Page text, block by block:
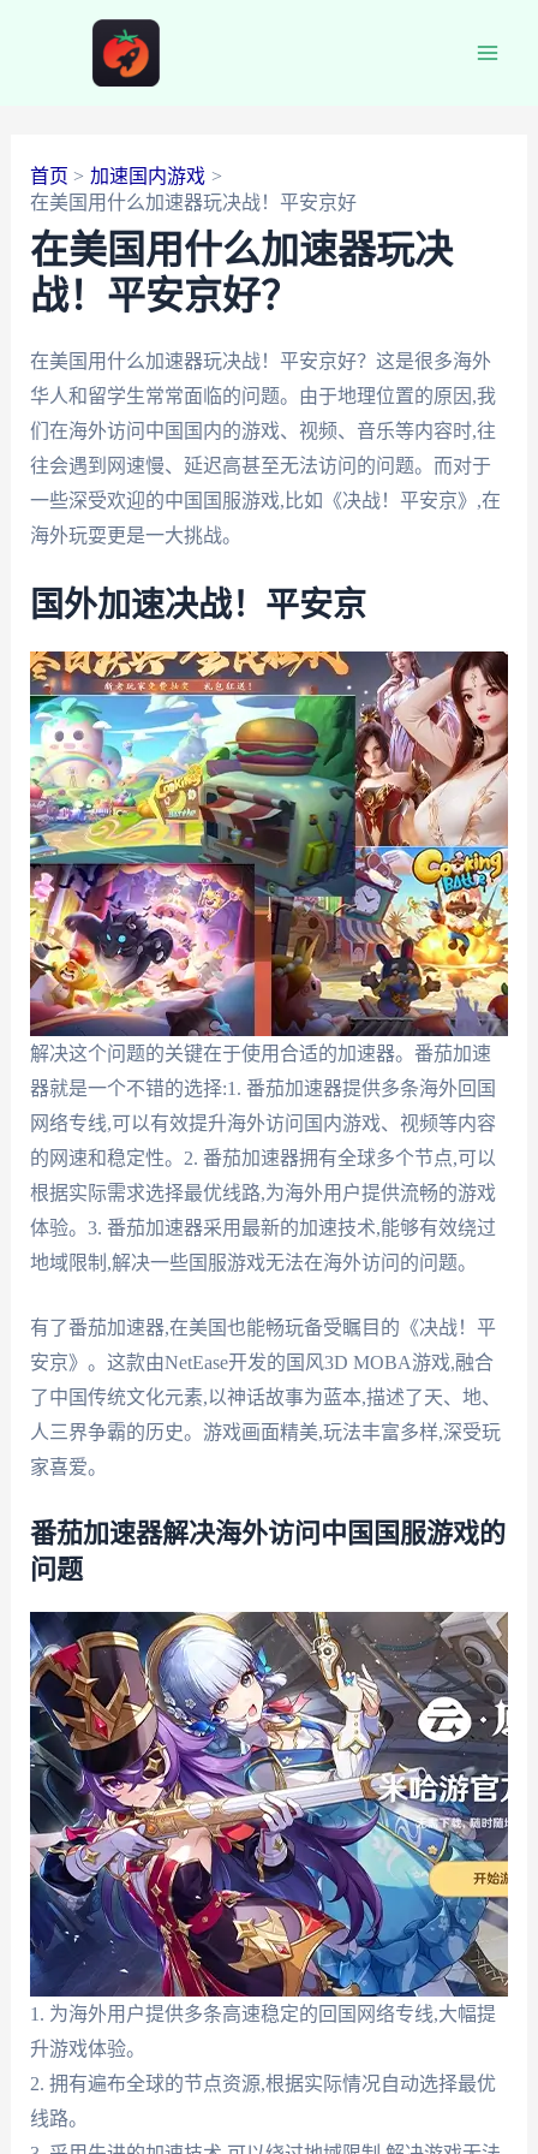
首页
加速国内游戏
在美国用什么加速器玩决战！平安京好
在美国用什么加速器玩决
战！平安京好？
在美国用什么加速器玩决战！平安京好？这是很多海外
华人和留学生常常面临的问题。由于地理位置的原因,我
们在海外访问中国国内的游戏、视频、音乐等内容时,往
往会遇到网速慢、延迟高甚至无法访问的问题。而对于
一些深受欢迎的中国国服游戏,比如《决战！平安京》,在
海外玩耍更是一大挑战。
国外加速决战！平安京
解决这个问题的关键在于使用合适的加速器。番茄加速
器就是一个不错的选择:1. 番茄加速器提供多条海外回国
网络专线,可以有效提升海外访问国内游戏、视频等内容
的网速和稳定性。2. 番茄加速器拥有全球多个节点,可以
根据实际需求选择最优线路,为海外用户提供流畅的游戏
体验。3. 番茄加速器采用最新的加速技术,能够有效绕过
地域限制,解决一些国服游戏无法在海外访问的问题。
有了番茄加速器,在美国也能畅玩备受瞩目的《决战！平
安京》。这款由NetEase开发的国风3D MOBA游戏,融合
了中国传统文化元素,以神话故事为蓝本,描述了天、地、
人三界争霸的历史。游戏画面精美,玩法丰富多样,深受玩
家喜爱。
番茄加速器解决海外访问中国国服游戏的
问题
1. 为海外用户提供多条高速稳定的回国网络专线,大幅提
升游戏体验。
2. 拥有遍布全球的节点资源,根据实际情况自动选择最优
线路。